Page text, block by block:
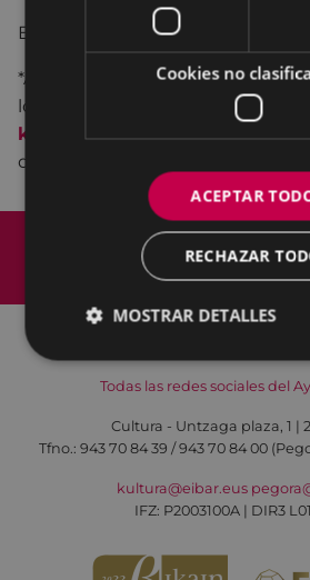
Entrada: 10 € / 7 €
*Anticipadamente en la taquilla
los lunes y viernes de 17:30 a
kutxabanky una hora antes del
del teatro.
Mapa del Sitio
Política de cookies
Todas las redes sociales del
Cultura - Untzaga plaza, 1 |
Tfno.: 943 70 84 39 / 943 70 84 00
kultura@eibar.eus
IFZ: P2003100A | DIR3
Cookies no
ACEPTAR
RECHAZAR
MOSTRAR DETALLES